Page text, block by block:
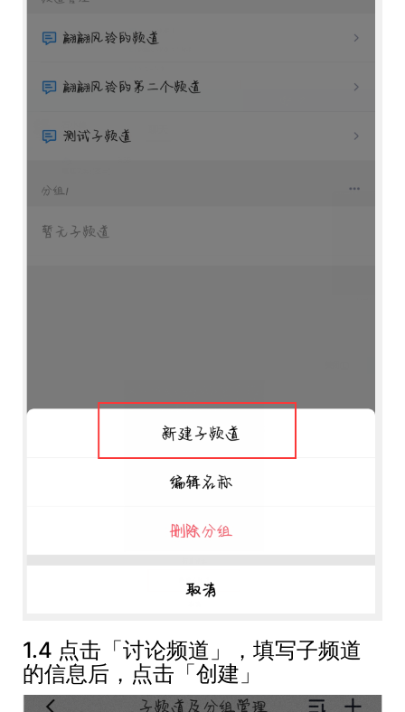
1.4 点击「讨论频道」，填写子频道
的信息后，点击「创建」